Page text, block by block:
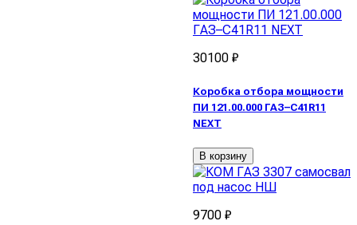
30100 ₽
Коробка отбора мощности
ПИ 121.00.000 ГАЗ–C41R11
NEXT
В корзину
9700 ₽